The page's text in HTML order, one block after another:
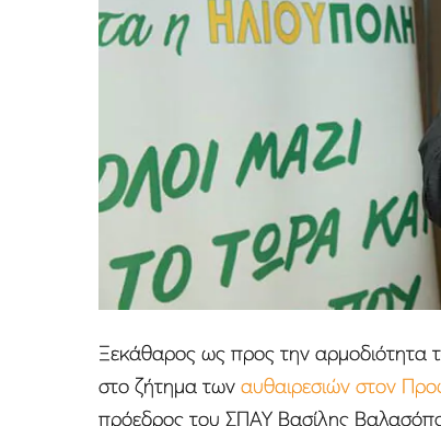
Ξεκάθαρος ως προς την αρμοδιότητα
στο ζήτημα των αυθαιρεσιών στον
πρόεδρος του ΣΠΑΥ Βασίλης